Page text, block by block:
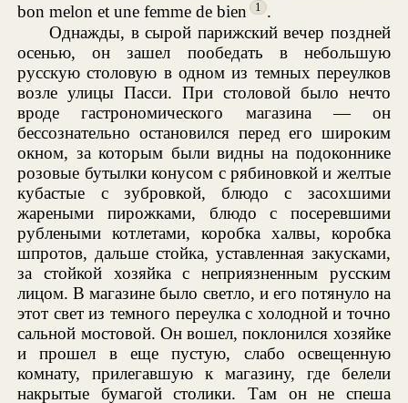
bon melon et une femme de bien
1 .
Однажды, в сырой парижский вечер поздней
осенью, он зашел пообедать в небольшую
русскую столовую в одном из темных переулков
возле улицы Пасси. При столовой было нечто
вроде гастрономического магазина — он
бессознательно остановился перед его широким
окном, за которым были видны на подоконнике
розовые бутылки конусом с рябиновкой и желтые
кубастые с зубровкой, блюдо с засохшими
жареными пирожками, блюдо с посеревшими
рублеными котлетами, коробка халвы, коробка
шпротов, дальше стойка, уставленная закусками,
за стойкой хозяйка с неприязненным русским
лицом. В магазине было светло, и его потянуло на
этот свет из темного переулка с холодной и точно
сальной мостовой. Он вошел, поклонился хозяйке
и прошел в еще пустую, слабо освещенную
комнату, прилегавшую к магазину, где белели
накрытые бумагой столики. Там он не спеша